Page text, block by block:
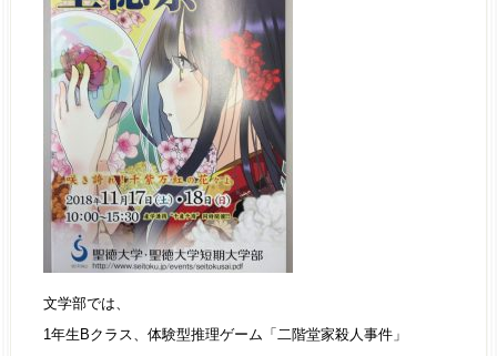
文学部では、
1年生Bクラス、体験型推理ゲーム「二階堂家殺人事件」